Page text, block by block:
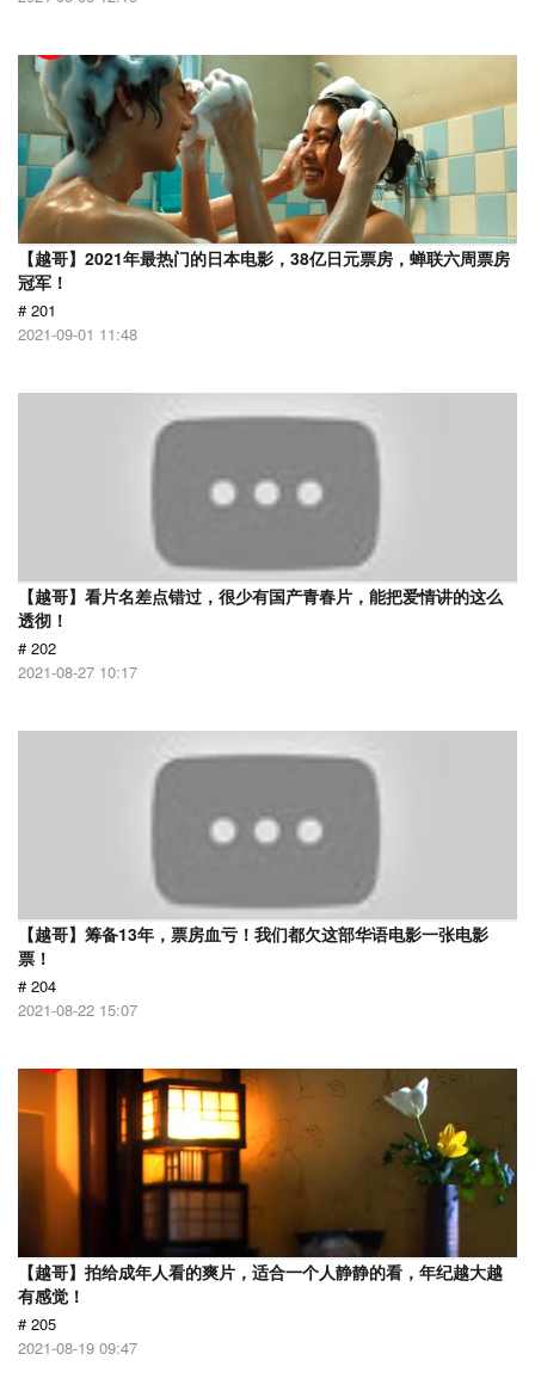
【越哥】2021年最热门的日本电影，38亿日元票房，蝉联六周票房
冠军！
# 201
2021-09-01 11:48
【越哥】看片名差点错过，很少有国产青春片，能把爱情讲的这么
透彻！
# 202
2021-08-27 10:17
【越哥】筹备13年，票房血亏！我们都欠这部华语电影一张电影
票！
# 204
2021-08-22 15:07
【越哥】拍给成年人看的爽片，适合一个人静静的看，年纪越大越
有感觉！
# 205
2021-08-19 09:47